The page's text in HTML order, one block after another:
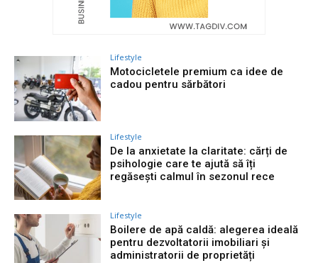
Lifestyle
Motocicletele premium ca idee de
cadou pentru sărbători
Lifestyle
De la anxietate la claritate: cărți de
psihologie care te ajută să îți
regăsești calmul în sezonul rece
Lifestyle
Boilere de apă caldă: alegerea ideală
pentru dezvoltatorii imobiliari și
administratorii de proprietăți